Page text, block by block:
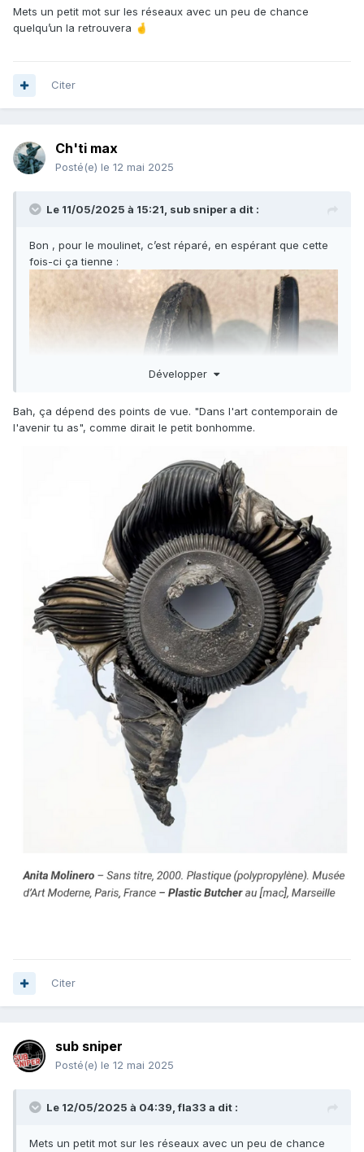
Mets un petit mot sur les réseaux avec un peu de chance
quelqu’un la retrouvera 🤞
Citer
Ch'ti max
Posté(e) le 12 mai 2025
Le 11/05/2025 à 15:21, sub snipera dit :
Bon , pour le moulinet, c’est réparé, en espérant que cette
fois-ci ça tienne :
j’ai fais un moule en contreplaqué et j’ai coulé du plastique
fondu, j’ai aussi chauffé le bord cassé du moulin et j’ai
assemblé à chaud, ça semble solide , c’est moche mais
Développer
Bah, ça dépend des points de vue. "Dans l'art contemporain de
l'avenir tu as", comme dirait le petit bonhomme.
Citer
sub sniper
Posté(e) le 12 mai 2025
Le 12/05/2025 à 04:39,fla33 a dit :
Mets un petit mot sur les réseaux avec un peu de chance